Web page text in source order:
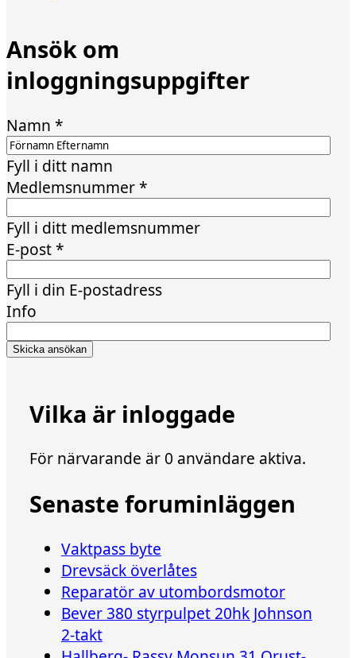
Ansök om
inloggningsuppgifter
Namn *
Fyll i ditt namn
Medlemsnummer*
Fyll i ditt medlemsnummer
E-post*
Fyll i din E-postadress
Info
Vilka är inloggade
För närvarande är 0 användare aktiva.
Senaste foruminläggen
Vaktpass byte
Drevsäck överlåtes
Reparatör av utombordsmotor
Bever 380 styrpulpet 20hk Johnson
2-takt